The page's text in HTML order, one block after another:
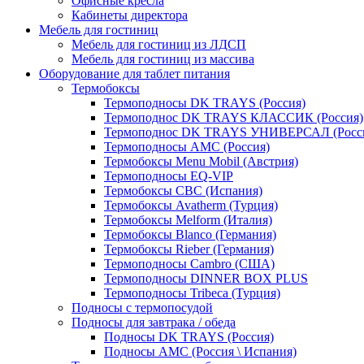
Кабинеты директора
Мебель для гостиниц
Мебель для гостиниц из ЛДСП
Мебель для гостиниц из массива
Оборудование для таблет питания
Термобоксы
Термоподносы DK TRAYS (Россия)
Термоподнос DK TRAYS КЛАССИК (Россия)
Термоподнос DK TRAYS УНИВЕРСАЛ
Термоподносы AMC (Россия)
Термобоксы Menu Mobil (Австрия)
Термоподносы EQ-VIP
Термобоксы CBC (Испания)
Термобоксы Avatherm (Турция)
Термобоксы Melform (Италия)
Термобоксы Blanco (Германия)
Термобоксы Rieber (Германия)
Термоподносы Cambro (США)
Термоподносы DINNER BOX PLUS
Термоподносы Tribeca (Турция)
Подносы с термопосудой
Подносы для завтрака / обеда
Подносы DK TRAYS (Россия)
Подносы AMC (Россия \ Испания)